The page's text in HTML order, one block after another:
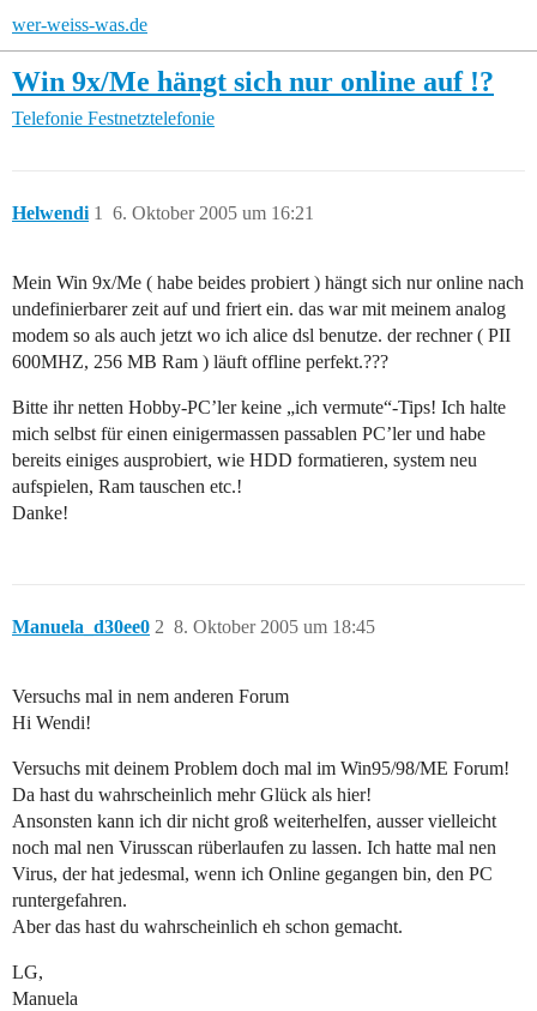
wer-weiss-was.de
Win 9x/Me hängt sich nur online auf !?
Telefonie Festnetztelefonie
Helwendi 6. Oktober 2005 um 16:21
1
Mein Win 9x/Me ( habe beides probiert ) hängt sich nur online nach
undefinierbarer zeit auf und friert ein. das war mit meinem analog
modem so als auch jetzt wo ich alice dsl benutze. der rechner ( PII
600MHZ, 256 MB Ram ) läuft offline perfekt.???
Bitte ihr netten Hobby-PC’ler keine „ich vermute“-Tips! Ich halte
mich selbst für einen einigermassen passablen PC’ler und habe
bereits einiges ausprobiert, wie HDD formatieren, system neu
aufspielen, Ram tauschen etc.!
Danke!
Manuela_d30ee0 8. Oktober 2005 um 18:45
2
Versuchs mal in nem anderen Forum
Hi Wendi!
Versuchs mit deinem Problem doch mal im Win95/98/ME Forum!
Da hast du wahrscheinlich mehr Glück als hier!
Ansonsten kann ich dir nicht groß weiterhelfen, ausser vielleicht
noch mal nen Virusscan rüberlaufen zu lassen. Ich hatte mal nen
Virus, der hat jedesmal, wenn ich Online gegangen bin, den PC
runtergefahren.
Aber das hast du wahrscheinlich eh schon gemacht.
LG,
Manuela